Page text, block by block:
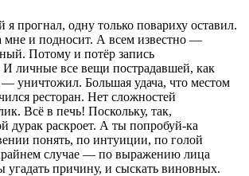
я прогнал, одну только повариху оставил.
мне и подносит. А всем известно —
Потому и потёр запись
личные все вещи пострадавшей, как
уничтожил. Большая удача, что местом
ресторан. Нет сложностей
Всё в печь! Поскольку, так,
дурак раскроет. А ты попробуй-ка
понять, по интуиции, по голой
случае — по выражению лица
угадать причину, и сыскать виновных.